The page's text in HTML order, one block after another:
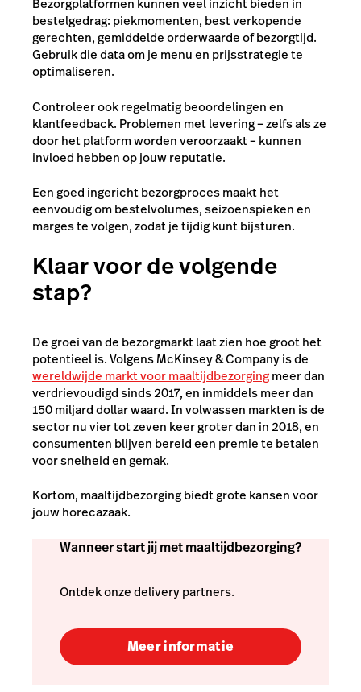
Bezorgplatformen kunnen veel inzicht bieden in
bestelgedrag: piekmomenten, best verkopende
gerechten, gemiddelde orderwaarde of bezorgtijd.
Gebruik die data om je menu en prijsstrategie te
optimaliseren.
Controleer ook regelmatig beoordelingen en
klantfeedback. Problemen met levering – zelfs als ze
door het platform worden veroorzaakt – kunnen
invloed hebben op jouw reputatie.
Een goed ingericht bezorgproces maakt het
eenvoudig om bestelvolumes, seizoenspieken en
marges te volgen, zodat je tijdig kunt bijsturen.
Klaar voor de volgende
stap?
De groei van de bezorgmarkt laat zien hoe groot het
potentieel is. Volgens McKinsey & Company is de
wereldwijde markt voor maaltijdbezorgingmeer dan
verdrievoudigd sinds 2017, en inmiddels meer dan
150 miljard dollar waard. In volwassen markten is de
sector nu vier tot zeven keer groter dan in 2018, en
consumenten blijven bereid een premie te betalen
voor snelheid en gemak.
Kortom, maaltijdbezorging biedt grote kansen voor
jouw horecazaak.
Wanneer start jij met maaltijdbezorging?
Ontdek onze delivery partners.
Meer informatie